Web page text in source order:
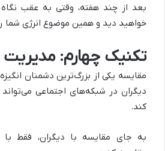
بعد از چند هفته، وقتی به عقب
خواهید دید و همین موضوع انرژی شما
تکنیک چهارم:
مقایسه یکی از بزرگ‌ترین دشمنان
دیگران در شبکه‌های اجتماعی
کند.
به جای مقایسه با دیگران، فقط